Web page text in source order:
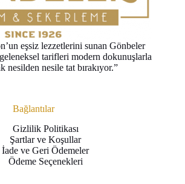
eşsiz lezzetlerini sunan Gönbeler
tarifleri modern dokunuşlarla
nesilden nesile tat bırakıyor.”
Bağlantılar
Gizlilik Politikası
Şartlar ve Koşullar
İade ve Geri Ödemeler
Ödeme Seçenekleri